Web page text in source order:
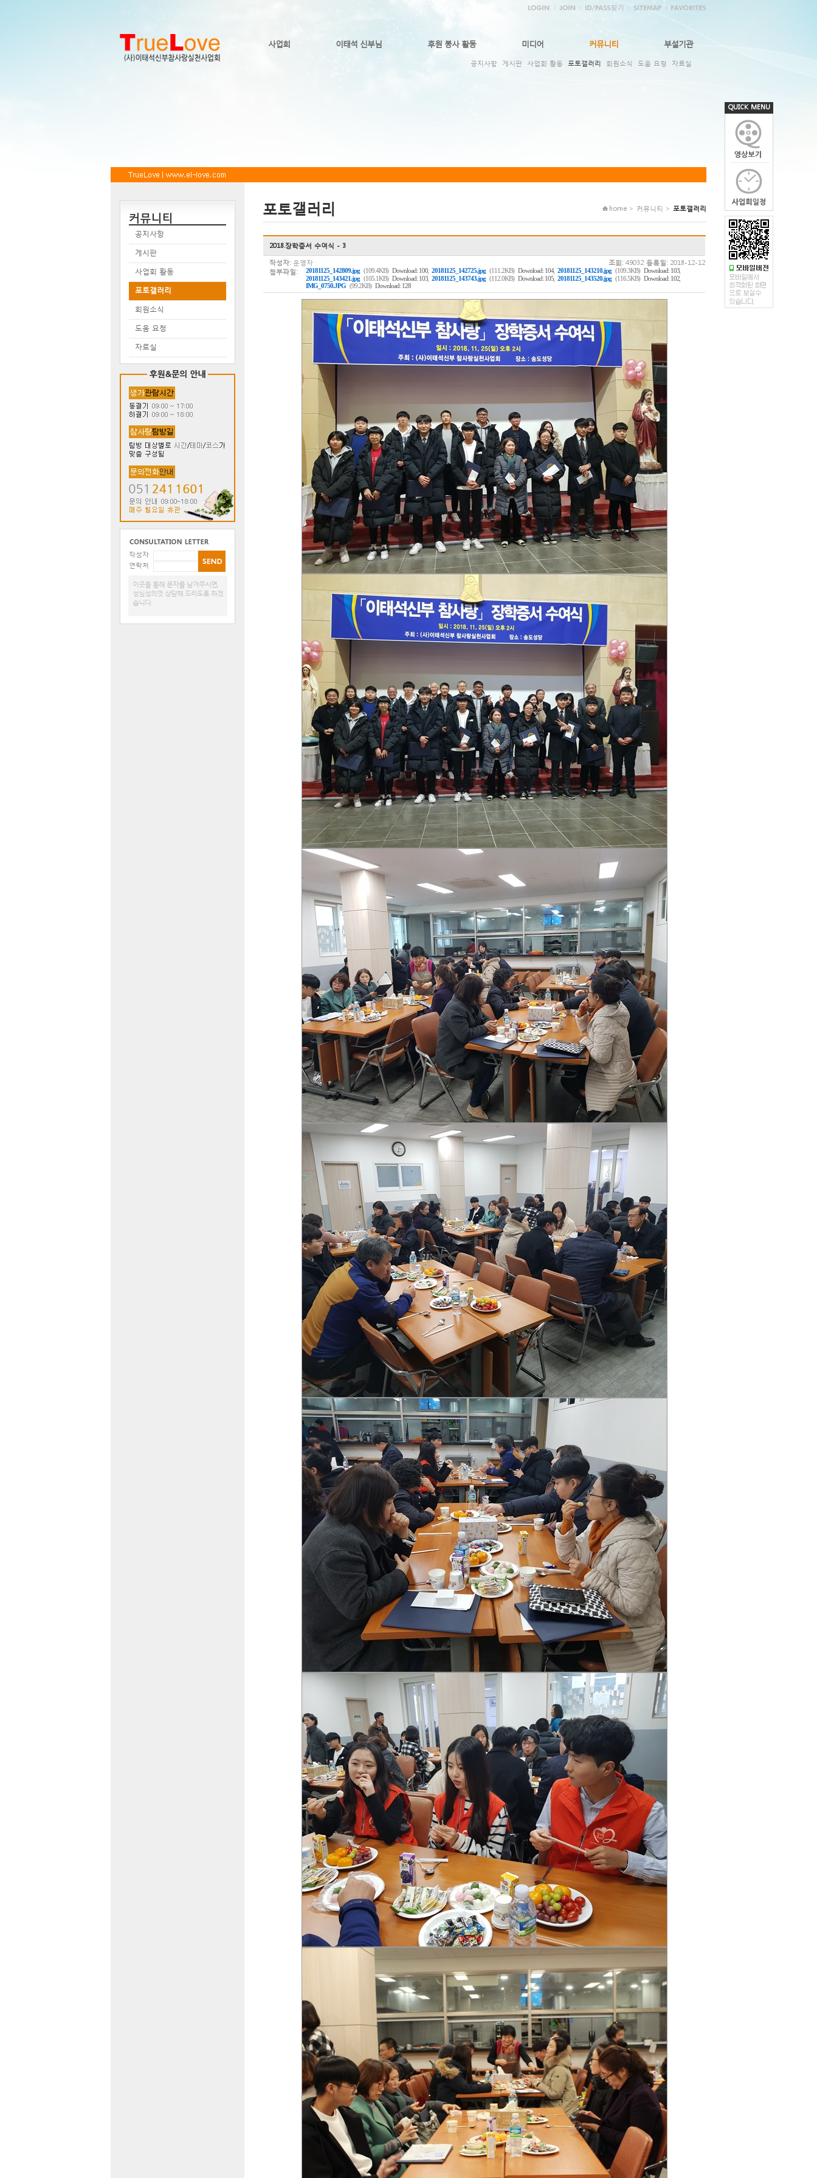
사업회 이태석 신부님 후원 봉사 활동 미디어 커뮤니티 부설기관
공지사항 게시판 사업회 활동 포토갤러리 회원소식 도움 요청 자료실
커뮤니티
공지사항
게시판
사업회 활동
포토갤러리
회원소식
도움 요청
자료실
작성자
연락처
이곳을 통해 문자를 남겨주시면,
성심성의껏 상담해 드리도록 하겠
습니다.
포토갤러리 home > 커뮤니티 > 포토갤러리
2018.장학증서 수여식 - 3
작성자:운영자 조회:49032 등록일:2018-12-12
첨부파일:
20181125_142809.jpg (109.4KB) Download: 100, 20181125_142725.jpg (111.2KB) Download: 104, 20181125_143210.jpg (109.3KB) Download: 103,
20181125_143421.jpg (105.1KB) Download: 103, 20181125_143743.jpg (112.0KB) Download: 105, 20181125_143520.jpg (116.5KB) Download: 102,
IMG_0750.JPG (99.2KB) Download: 128
QUICK MENU